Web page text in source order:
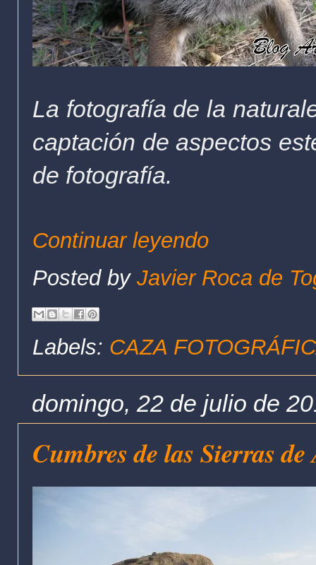
La fotografía de la
captación de aspectos
de fotografía.
Continuar leyendo
Posted by Javier Roca de
Labels: CAZA
domingo, 22 de julio de
Cumbres de las Sierras